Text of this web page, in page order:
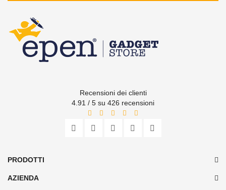
Recensioni dei clienti
4.91 / 5 su 426 recensioni
PRODOTTI
AZIENDA